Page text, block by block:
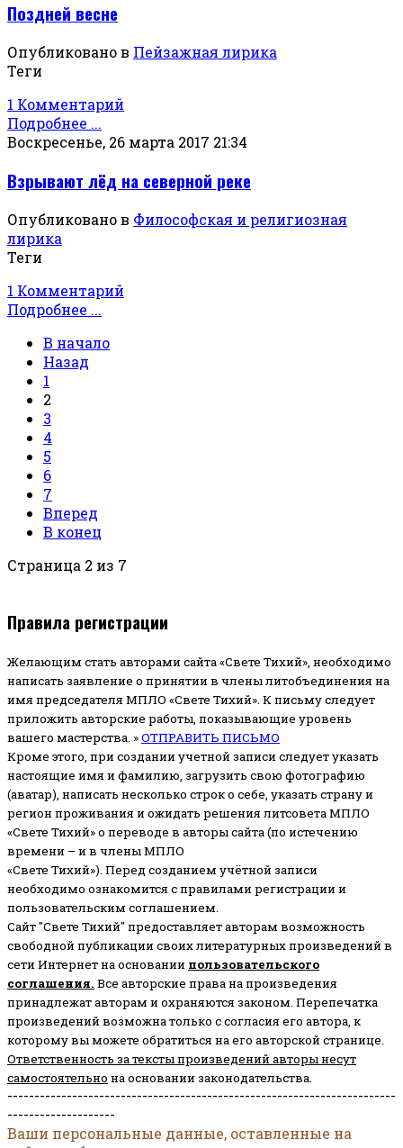
Поздней весне
Опубликовано в Пейзажная лирика
Теги
1 Комментарий
Подробнее ...
Воскресенье, 26 марта 2017 21:34
Взрывают лёд на северной реке
Опубликовано в Философская и религиозная
лирика
Теги
1 Комментарий
Подробнее ...
В начало
Назад
1
2
3
4
5
6
7
Вперед
В конец
Страница 2 из 7
Правила регистрации
Желающим стать авторами сайта «Свете Тихий», необходимо
написать заявление о принятии в члены литобъединения на
имя председателя МПЛО «Свете Тихий». К письму следует
приложить авторские работы, показывающие уровень
вашего мастерства. »ОТПРАВИТЬ ПИСЬМО
Кроме этого, при создании учетной записи следует указать
настоящие имя и фамилию, загрузить свою фотографию
(аватар), написать несколько строк о себе, указать страну и
регион проживания и ожидать решения литсовета МПЛО
«Свете Тихий» о переводе в авторы сайта (по истечению
времени – и в члены МПЛО
«Свете Тихий»). Перед созданием учётной записи
необходимо ознакомится с правилами регистрации и
пользовательским соглашением.
Сайт "Свете Тихий" предоставляет авторам возможность
свободной публикации своих литературных произведений в
сети Интернет на основании пользовательского
соглашения. Все авторские права на произведения
принадлежат авторам и охраняются законом. Перепечатка
произведений возможна только с согласия его автора, к
которому вы можете обратиться на его авторской странице.
Ответственность за тексты произведений авторы несут
самостоятельно на основании законодательства.
------------------------------------------------------------------------
--------------------
Ваши персональные данные, оставленные на